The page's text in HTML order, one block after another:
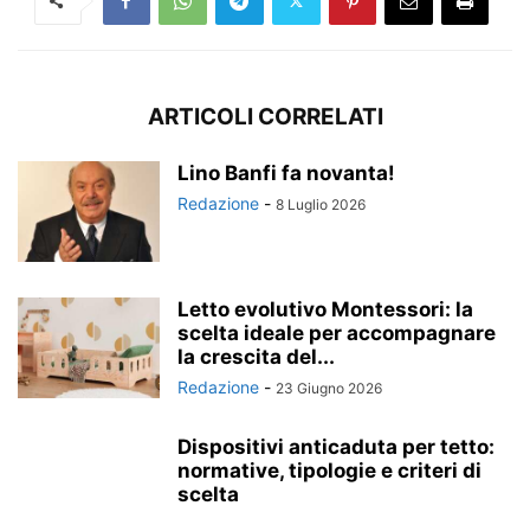
ARTICOLI CORRELATI
Lino Banfi fa novanta!
Redazione - 8 Luglio 2026
Letto evolutivo Montessori: la
scelta ideale per accompagnare
la crescita del...
Redazione - 23 Giugno 2026
Dispositivi anticaduta per tetto:
normative, tipologie e criteri di
scelta